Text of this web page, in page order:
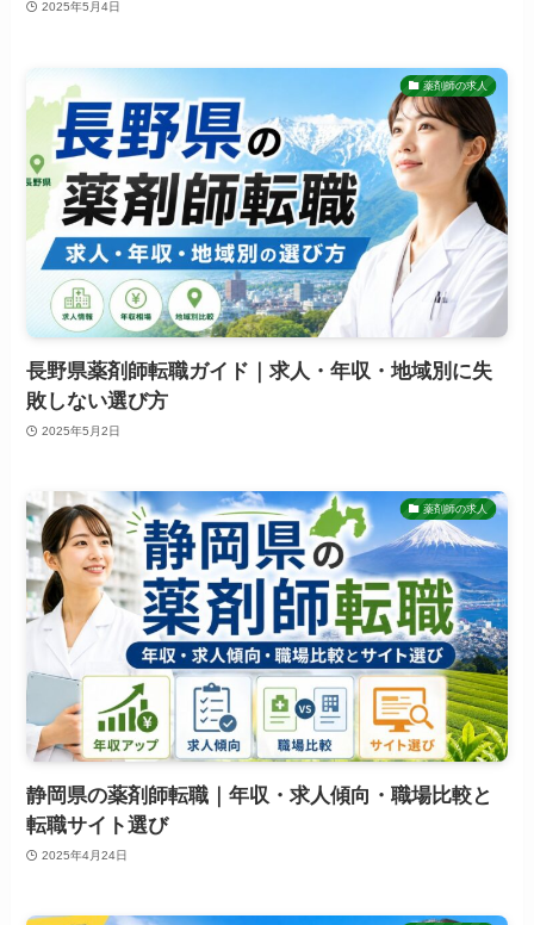
2025年5月4日
薬剤師の求人
長野県薬剤師転職ガイド｜求人・年収・地域別に失
敗しない選び方
2025年5月2日
薬剤師の求人
静岡県の薬剤師転職｜年収・求人傾向・職場比較と
転職サイト選び
2025年4月24日